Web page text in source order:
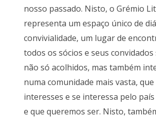
nosso passado. Nisto, o Grémio
representa um espaço único de
convivialidade, um lugar de
todos os sócios e seus convidados
não só acolhidos, mas também
numa comunidade mais vasta,
interesses e se interessa pelo
e que queremos ser. Nisto,